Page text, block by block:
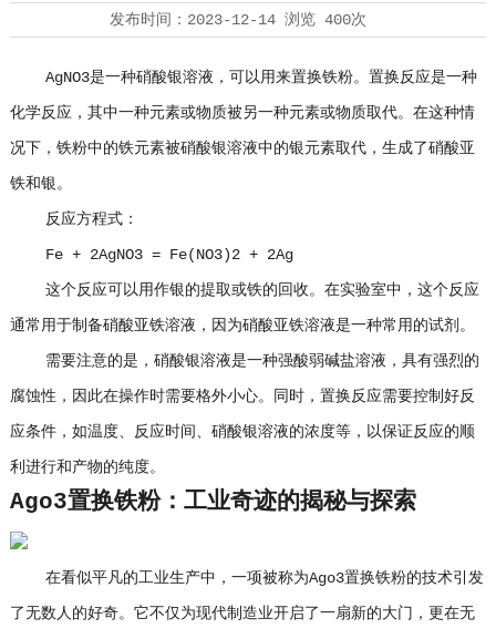
发布时间： 2023-12-14浏览 400次
AgNO3是一种硝酸银溶液，可以用来置换铁粉。置换反应是一种
化学反应，其中一种元素或物质被另一种元素或物质取代。在这种情
况下，铁粉中的铁元素被硝酸银溶液中的银元素取代，生成了硝酸亚
铁和银。
反应方程式：
Fe + 2AgNO3 = Fe(NO3)2 + 2Ag
这个反应可以用作银的提取或铁的回收。在实验室中，这个反应
通常用于制备硝酸亚铁溶液，因为硝酸亚铁溶液是一种常用的试剂。
需要注意的是，硝酸银溶液是一种强酸弱碱盐溶液，具有强烈的
腐蚀性，因此在操作时需要格外小心。同时，置换反应需要控制好反
应条件，如温度、反应时间、硝酸银溶液的浓度等，以保证反应的顺
利进行和产物的纯度。
Ago3置换铁粉：工业奇迹的揭秘与探索
在看似平凡的工业生产中，一项被称为Ago3置换铁粉的技术引发
了无数人的好奇。它不仅为现代制造业开启了一扇新的大门，更在无